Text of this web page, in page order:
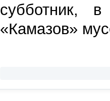
субботник,
«Камазов»